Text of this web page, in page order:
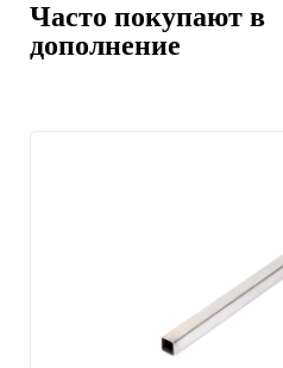
Часто покупают в
дополнение